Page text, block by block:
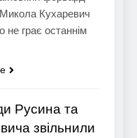
Кухаревич
не грає останнім
Русина та
звільнили